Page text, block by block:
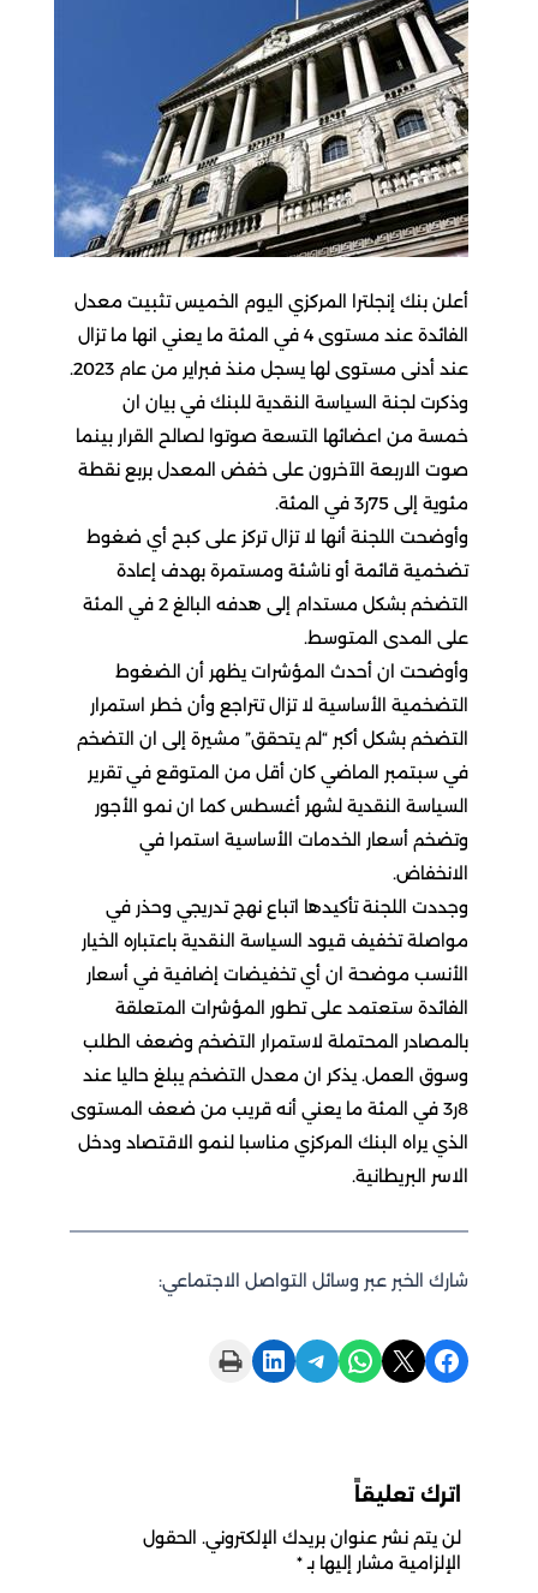
أعلن بنك إنجلترا المركزي اليوم الخميس تثبيت معدل
الفائدة عند مستوى 4 في المئة ما يعني انها ما تزال
عند أدنى مستوى لها يسجل منذ فبراير من عام 2023.
وذكرت لجنة السياسة النقدية للبنك في بيان ان
خمسة من اعضائها التسعة صوتوا لصالح القرار بينما
صوت الاربعة الآخرون على خفض المعدل بربع نقطة
مئوية إلى 75ر3 في المئة.
وأوضحت اللجنة أنها لا تزال تركز على كبح أي ضغوط
تضخمية قائمة أو ناشئة ومستمرة بهدف إعادة
التضخم بشكل مستدام إلى هدفه البالغ 2 في المئة
على المدى المتوسط.
وأوضحت ان أحدث المؤشرات يظهر أن الضغوط
التضخمية الأساسية لا تزال تتراجع وأن خطر استمرار
التضخم بشكل أكبر “لم يتحقق” مشيرة إلى ان التضخم
في سبتمبر الماضي كان أقل من المتوقع في تقرير
السياسة النقدية لشهر أغسطس كما ان نمو الأجور
وتضخم أسعار الخدمات الأساسية استمرا في
الانخفاض.
وجددت اللجنة تأكيدها اتباع نهج تدريجي وحذر في
مواصلة تخفيف قيود السياسة النقدية باعتباره الخيار
الأنسب موضحة ان أي تخفيضات إضافية في أسعار
الفائدة ستعتمد على تطور المؤشرات المتعلقة
بالمصادر المحتملة لاستمرار التضخم وضعف الطلب
وسوق العمل. يذكر ان معدل التضخم يبلغ حاليا عند
8ر3 في المئة ما يعني أنه قريب من ضعف المستوى
الذي يراه البنك المركزي مناسبا لنمو الاقتصاد ودخل
الاسر البريطانية.
شارك الخبر عبر وسائل التواصل الاجتماعي:
Share on Facebook
Share on X
Share on WhatsApp
Share on Telegram
Share on LinkedIn
Print this Page
اترك تعليقاً
لن يتم نشر عنوان بريدك الإلكتروني. الحقول
الإلزامية مشار إليها بـ*